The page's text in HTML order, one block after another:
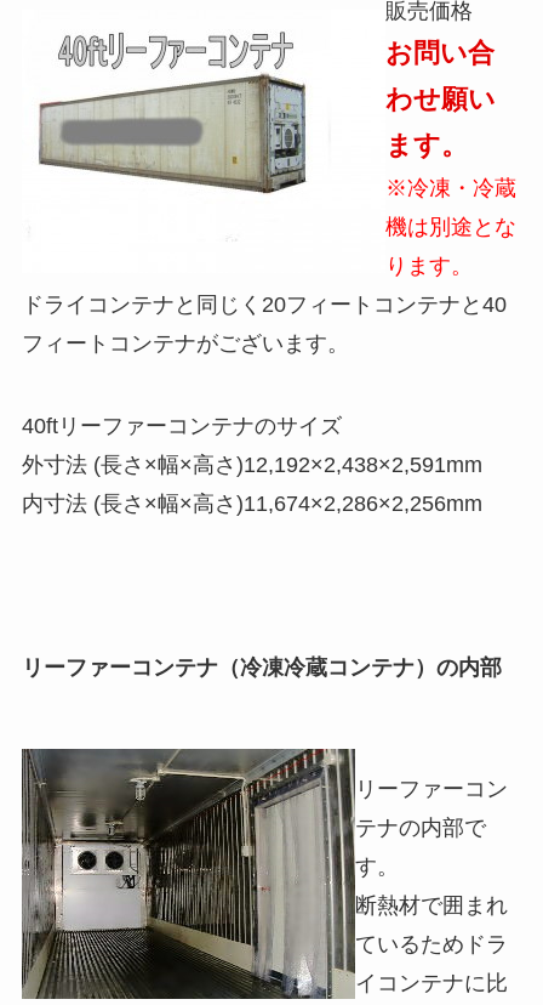
販売価格
お問い合
わせ願い
ます。
※冷凍・冷蔵
機は別途とな
ります。
ドライコンテナと同じく20フィートコンテナと40
フィートコンテナがございます。
40ftリーファーコンテナのサイズ
外寸法 (長さ×幅×高さ)12,192×2,438×2,591mm
内寸法 (長さ×幅×高さ)11,674×2,286×2,256mm
リーファーコンテナ（冷凍冷蔵コンテナ）の内部
リーファーコン
テナの内部で
す。
断熱材で囲まれ
ているためドラ
イコンテナに比